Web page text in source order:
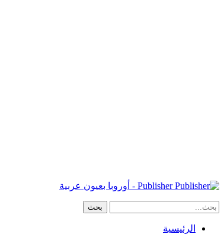
Publisher - أوروبا بعيون عربية
الرئيسية